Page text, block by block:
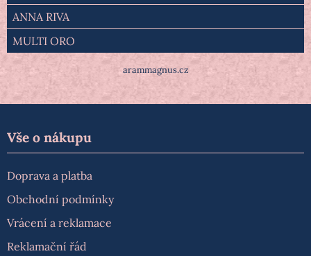
ANNA RIVA
MULTI ORO
arammagnus.cz
Vše o nákupu
Doprava a platba
Obchodní podmínky
Vrácení a reklamace
Reklamační řád